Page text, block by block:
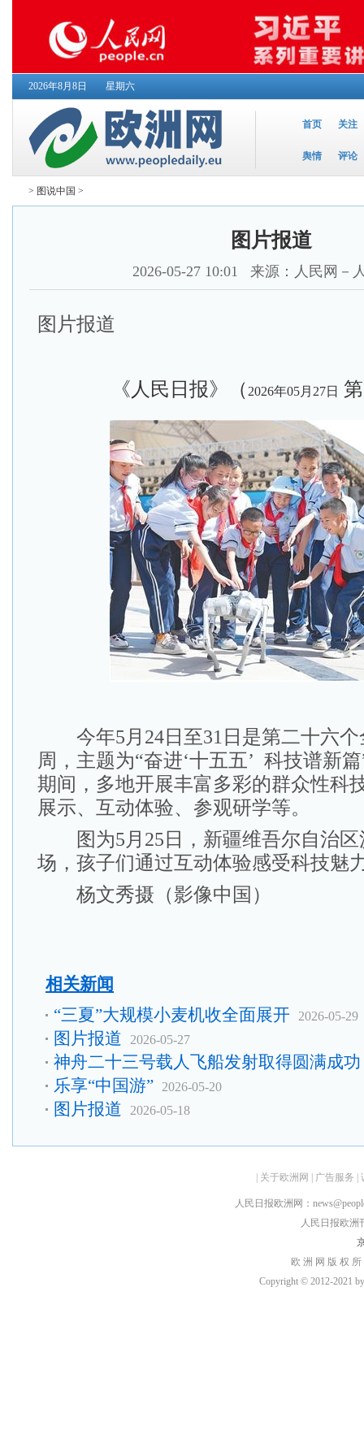
2026年8月8日 星期六
首页 关注
舆情 评论
> 图说中国 >
图片报道
2026-05-27 10:01 来源：人民网－
图片报道
《人民日报》（ 2026年05月27日
今年5月24日至31日是第二十六个
周，主题为“奋进‘十五五’ 科技谱新
期间，多地开展丰富多彩的群众性科
展示、互动体验、参观研学等。
图为5月25日，新疆维吾尔自治区
场，孩子们通过互动体验感受科技魅
杨文秀摄（影像中国）
相关新闻
“三夏”大规模小麦机收全面展开 2026-05-29
图片报道 2026-05-27
神舟二十三号载人飞船发射取得圆满成功
乐享“中国游” 2026-05-20
图片报道 2026-05-18
关于欧洲网 广告服务
人民日报欧洲网：
人民日报欧洲
欧 洲 网 版 权
Copyright © 2012-2021